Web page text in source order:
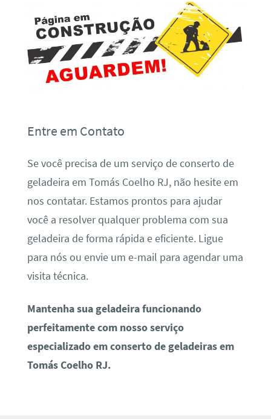
Entre em Contato
Se você precisa de um serviço de conserto de
geladeira em Tomás Coelho RJ, não hesite em
nos contatar. Estamos prontos para ajudar
você a resolver qualquer problema com sua
geladeira de forma rápida e eficiente. Ligue
para nós ou envie um e-mail para agendar uma
visita técnica.
Mantenha sua geladeira funcionando
perfeitamente com nosso serviço
especializado em conserto de geladeiras em
Tomás Coelho RJ.